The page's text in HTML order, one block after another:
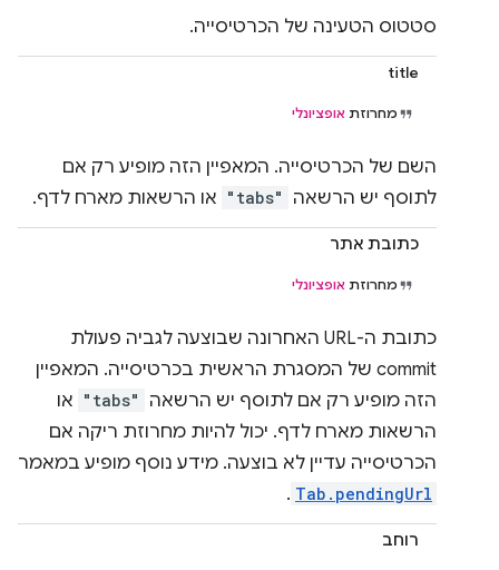
סטטוס הטעינה של הכרטיסייה.
title
מחרוזת אופציונלי
השם של הכרטיסייה. המאפיין הזה מופיע רק אם
לתוסף יש הרשאה
"tabs" או הרשאות מארח לדף.
כתובת אתר
מחרוזת אופציונלי
כתובת ה-URL האחרונה שבוצעה לגביה פעולת
commit של המסגרת הראשית בכרטיסייה. המאפיין
הזה מופיע רק אם לתוסף יש הרשאה
"tabs" או
הרשאות מארח לדף. יכול להיות מחרוזת ריקה אם
הכרטיסייה עדיין לא בוצעה. מידע נוסף מופיע במאמר
Tab.pendingUrl
.
רוחב